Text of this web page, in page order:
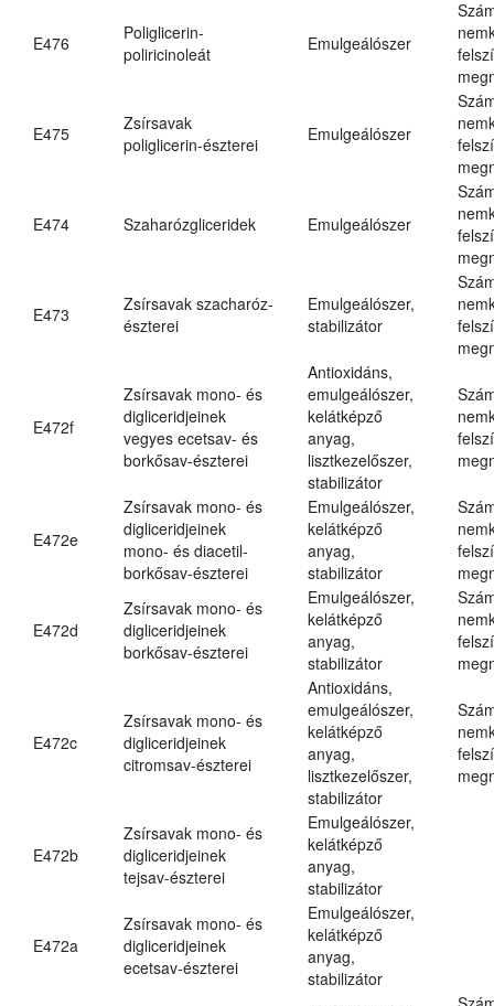
E476
Poliglicerin-
poliricinoleát
Emulgeálószer
E475
Zsírsavak
poliglicerin-észterei
Emulgeálószer
E474 Szaharózgliceridek Emulgeálószer
E473
Zsírsavak szacharóz-
észterei
Emulgeálószer,
stabilizátor
E472f
Zsírsavak mono- és
digliceridjeinek
vegyes ecetsav- és
borkősav-észterei
Antioxidáns,
emulgeálószer,
kelátképző
anyag,
lisztkezelőszer,
stabilizátor
E472e
Zsírsavak mono- és
digliceridjeinek
mono- és diacetil-
borkősav-észterei
Emulgeálószer,
kelátképző
anyag,
stabilizátor
E472d
Zsírsavak mono- és
digliceridjeinek
borkősav-észterei
Emulgeálószer,
kelátképző
anyag,
stabilizátor
E472c
Zsírsavak mono- és
digliceridjeinek
citromsav-észterei
Antioxidáns,
emulgeálószer,
kelátképző
anyag,
lisztkezelőszer,
stabilizátor
E472b
Zsírsavak mono- és
digliceridjeinek
tejsav-észterei
Emulgeálószer,
kelátképző
anyag,
stabilizátor
E472a
Zsírsavak mono- és
digliceridjeinek
ecetsav-észterei
Emulgeálószer,
kelátképző
anyag,
stabilizátor